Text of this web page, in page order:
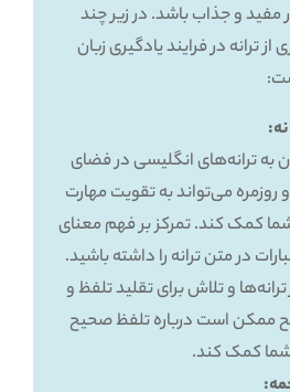
مفید و جذاب باشد. در زیر چند
از ترانه در فرایند یادگیری زبان
ترانه‌های انگلیسی در فضای
روزمره می‌تواند به تقویت مهارت
کمک کند. تمرکز بر فهم معنای
در متن ترانه را داشته باشید.
ترانه‌ها و تلاش برای تقلید تلفظ و
ممکن است درباره تلفظ صحیح
کمک کند.